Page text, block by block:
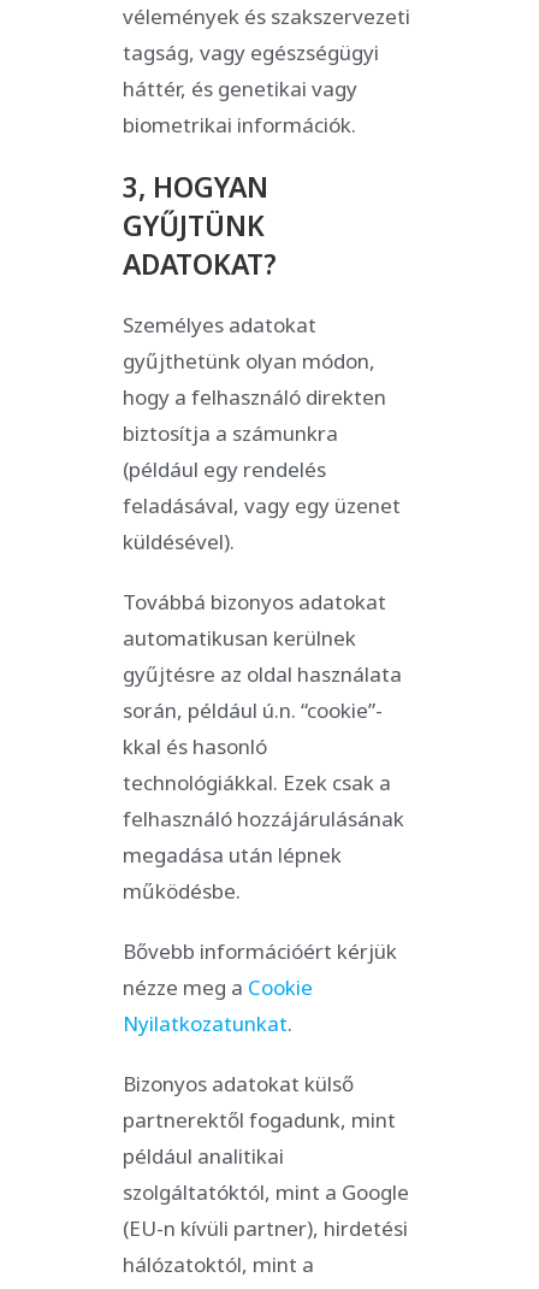
vélemények és szakszervezeti
tagság, vagy egészségügyi
háttér, és genetikai vagy
biometrikai információk.
3, HOGYAN
GYŰJTÜNK
ADATOKAT?
Személyes adatokat
gyűjthetünk olyan módon,
hogy a felhasználó direkten
biztosítja a számunkra
(például egy rendelés
feladásával, vagy egy üzenet
küldésével).
Továbbá bizonyos adatokat
automatikusan kerülnek
gyűjtésre az oldal használata
során, például ú.n. “cookie”-
kkal és hasonló
technológiákkal. Ezek csak a
felhasználó hozzájárulásának
megadása után lépnek
működésbe.
Bővebb információért kérjük
nézze meg a Cookie
Nyilatkozatunkat.
Bizonyos adatokat külső
partnerektől fogadunk, mint
például analitikai
szolgáltatóktól, mint a Google
(EU-n kívüli partner), hirdetési
hálózatoktól, mint a